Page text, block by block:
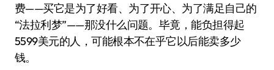
费——买它是为了好看、为了开心、为了满足自己的
“法拉利梦”——那没什么问题。毕竟，能负担得起
5599美元的人，可能根本不在乎它以后能卖多少
钱。